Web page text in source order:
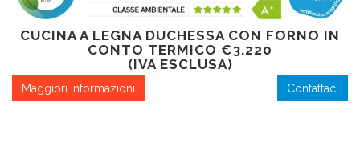
CUCINA A LEGNA DUCHESSA CON FORNO IN
CONTO TERMICO €3.220
(IVA ESCLUSA)
Maggiori informazioni Contattaci